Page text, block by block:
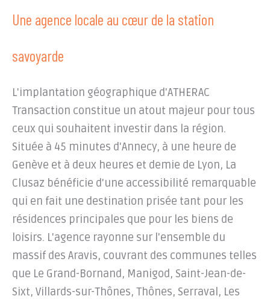
Une agence locale au cœur de la station
savoyarde
L'implantation géographique d'ATHERAC
Transaction constitue un atout majeur pour tous
ceux qui souhaitent investir dans la région.
Située à 45 minutes d'Annecy, à une heure de
Genève et à deux heures et demie de Lyon, La
Clusaz bénéficie d'une accessibilité remarquable
qui en fait une destination prisée tant pour les
résidences principales que pour les biens de
loisirs. L'agence rayonne sur l'ensemble du
massif des Aravis, couvrant des communes telles
que Le Grand-Bornand, Manigod, Saint-Jean-de-
Sixt, Villards-sur-Thônes, Thônes, Serraval, Les